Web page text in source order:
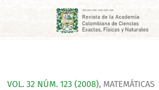
RELACIONES INVERSAS DE TIPO
VOL. 32 NÚM. 123 (2008), MATEMÁTICAS